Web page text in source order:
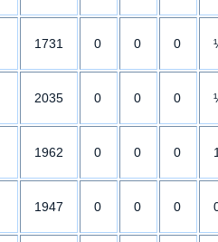
1731 0 0 0
2035 0 0 0
1962 0 0 0
1947 0 0 0